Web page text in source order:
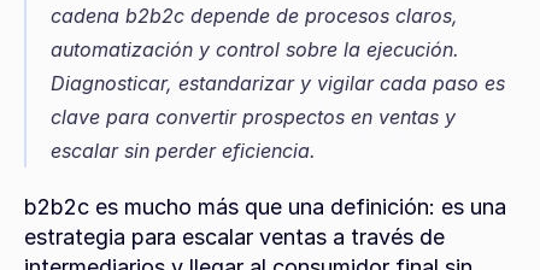
cadena b2b2c depende de procesos claros,
automatización y control sobre la ejecución.
Diagnosticar, estandarizar y vigilar cada paso es
clave para convertir prospectos en ventas y
escalar sin perder eficiencia.
b2b2c es mucho más que una definición: es una
estrategia para escalar ventas a través de